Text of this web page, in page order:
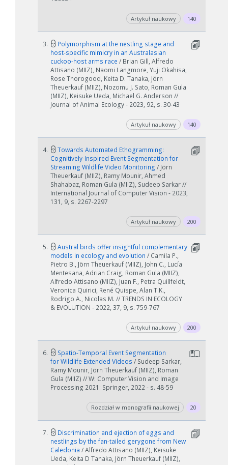
Artykuł naukowy 140
3.
Polymorphism at the nestling stage and
host‐specific mimicry in an Australasian
cuckoo‐host arms race / Brian Gill, Alfredo
Attisano (MIIZ), Naomi Langmore, Yuji Okahisa,
Rose Thorogood, Keita D. Tanaka, Jörn
Theuerkauf (MIIZ), Nozomu J. Sato, Roman Gula
(MIIZ), Keisuke Ueda, Michael G. Anderson //
Journal of Animal Ecology - 2023, 92, s. 30-43
Artykuł naukowy 140
4.
Towards Automated Ethogramming:
Cognitively-Inspired Event Segmentation for
Streaming Wildlife Video Monitoring / Jörn
Theuerkauf (MIIZ), Ramy Mounir, Ahmed
Shahabaz, Roman Gula (MIIZ), Sudeep Sarkar //
International Journal of Computer Vision - 2023,
131, 9, s. 2267-2297
Artykuł naukowy 200
5.
Austral birds offer insightful complementary
models in ecology and evolution / Camila P.,
Pietro B., Jörn Theuerkauf (MIIZ), John C., Lucía
Mentesana, Adrian Craig, Roman Gula (MIIZ),
Alfredo Attisano (MIIZ), Juan F., Petra Quillfeldt,
Veronica Quirici, René Quispe, Alan T.K.,
Rodrigo A., Nicolas M. // TRENDS IN ECOLOGY
& EVOLUTION - 2022, 37, 9, s. 759-767
Artykuł naukowy 200
6.
Spatio-Temporal Event Segmentation
for Wildlife Extended Videos / Sudeep Sarkar,
Ramy Mounir, Jörn Theuerkauf (MIIZ), Roman
Gula (MIIZ) // W: Computer Vision and Image
Processing 2021: Springer, 2022 - s. 48-59
Rozdział w monografii naukowej 20
7.
Discrimination and ejection of eggs and
nestlings by the fan-tailed gerygone from New
Caledonia / Alfredo Attisano (MIIZ), Keisuke
Ueda, Keita D Tanaka, Jörn Theuerkauf (MIIZ),